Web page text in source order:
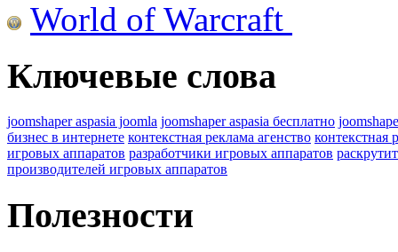
World of Warcraft
Ключевые слова
joomshaper aspasia joomla joomshaper aspasia бесплатно
бизнес в интернете контекстная реклама агенство контекстная
игровых аппаратов разработчики игровых аппаратов
производителей игровых аппаратов
Полезности